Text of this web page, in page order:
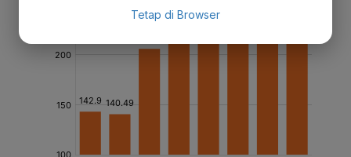
Tetap di Browser